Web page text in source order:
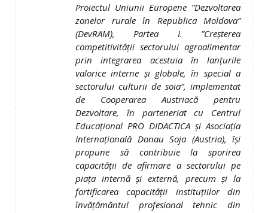
Proiectul Uniunii Europene ”Dezvoltarea
zonelor rurale în Republica Moldova”
(DevRAM), Partea I. ”Creşterea
competitivităţii sectorului agroalimentar
prin integrarea acestuia în lanţurile
valorice interne şi globale, în special a
sectorului culturii de soia”, implementat
de Cooperarea Austriacă pentru
Dezvoltare, în parteneriat cu Centrul
Educaţional PRO DIDACTICA şi Asociaţia
Internaţională Donau Soja (Austria), îşi
propune să contribuie la sporirea
capacităţii de afirmare a sectorului pe
piaţa internă şi externă, precum şi la
fortificarea capacităţii instituţiilor din
învăţământul profesional tehnic din